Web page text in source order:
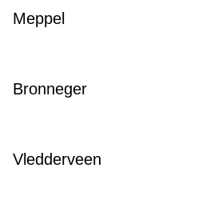
Meppel
Bronneger
Vledderveen